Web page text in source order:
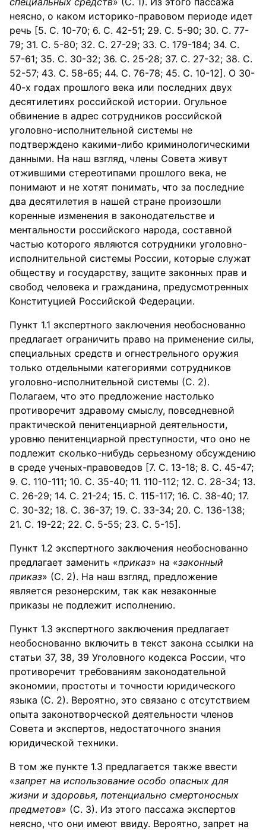
неясно, о каком историко-правовом периоде идет
речь [5. С. 10-70; 6. С. 42-51; 29. С. 5-90; 30. С. 77-
79; 31. С. 5-80; 32. С. 27-29; 33. С. 179-184; 34. С.
57-61; 35. С. 30-32; 36. С. 25-28; 37. С. 27-32; 38. С.
52-57; 43. С. 58-65; 44. С. 76-78; 45. С. 10-12]. О 30-
40-х годах прошлого века или последних двух
десятилетиях российской истории. Огульное
обвинение в адрес сотрудников российской
уголовно-исполнительной системы не
подтверждено какими-либо криминологическими
данными. На наш взгляд, члены Совета живут
отжившими стереотипами прошлого века, не
понимают и не хотят понимать, что за последние
два десятилетия в нашей стране произошли
коренные изменения в законодательстве и
ментальности российского народа, составной
частью которого являются сотрудники уголовно-
исполнительной системы России, которые служат
обществу и государству, защите законных прав и
свобод человека и гражданина, предусмотренных
Конституцией Российской Федерации.
Пункт 1.1 экспертного заключения необоснованно
предлагает ограничить право на применение силы,
специальных средств и огнестрельного оружия
только отдельными категориями сотрудников
уголовно-исполнительной системы (С. 2).
Полагаем, что это предложение настолько
противоречит здравому смыслу, повседневной
практической пенитенциарной деятельности,
уровню пенитенциарной преступности, что оно не
подлежит сколько-нибудь серьезному обсуждению
в среде ученых-правоведов [7. С. 13-18; 8. С. 45-47;
9. С. 110-111; 10. С. 35-40; 11. 110-112; 12. С. 28-34; 13.
С. 26-29; 14. С. 21-24; 15. С. 115-117; 16. С. 38-40; 17.
С. 30-32; 18. С. 36-37; 19. С. 33-34; 20. С. 136-138;
21. С. 19-22; 22. С. 5-55; 23. С. 5-15].
Пункт 1.2 экспертного заключения необоснованно
предлагает заменить «приказ» на «законный
приказ» (С. 2). На наш взгляд, предложение
является резонерским, так как незаконные
приказы не подлежит исполнению.
Пункт 1.3 экспертного заключения предлагает
необоснованно включить в текст закона ссылки на
статьи 37, 38, 39 Уголовного кодекса России, что
противоречит требованиям законодательной
экономии, простоты и точности юридического
языка (С. 2). Вероятно, это связано с отсутствием
опыта законотворческой деятельности членов
Совета и экспертов, недостаточного знания
юридической техники.
В том же пункте 1.3 предлагается также ввести
«запрет на использование особо опасных для
жизни и здоровья, потенциально смертоносных
предметов» (С. 3). Из этого пассажа экспертов
неясно, что они имеют ввиду. Вероятно, запрет на